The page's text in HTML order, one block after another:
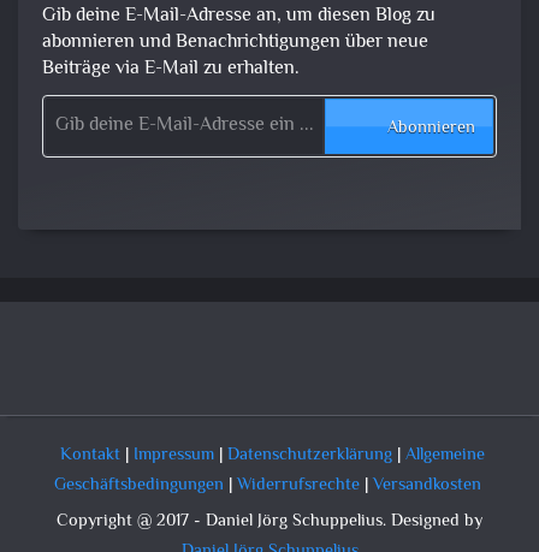
Gib deine E-Mail-Adresse an, um diesen Blog zu
abonnieren und Benachrichtigungen über neue
Beiträge via E-Mail zu erhalten.
Gib deine E-Mail-Adresse ein ...
Abonnieren
Kontakt| Impressum|Datenschutzerklärung|Allgemeine
Geschäftsbedingungen |Widerrufsrechte|Versandkosten
Copyright @ 2017 - Daniel Jörg Schuppelius. Designed by